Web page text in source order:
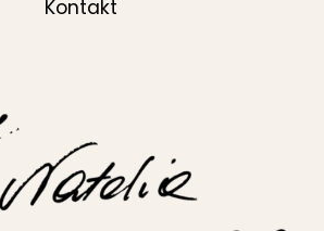
Kontakt